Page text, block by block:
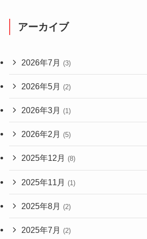
アーカイブ
2026年7月 (3)
2026年5月 (2)
2026年3月 (1)
2026年2月 (5)
2025年12月 (8)
2025年11月 (1)
2025年8月 (2)
2025年7月 (2)